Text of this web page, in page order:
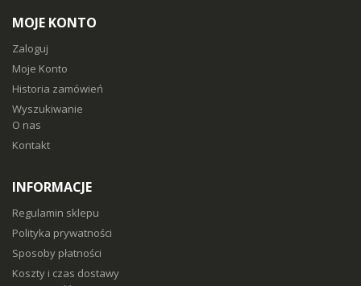
MOJE KONTO
Zaloguj
Moje Konto
Historia zamówień
Wyszukiwanie
O nas
Kontakt
INFORMACJE
Regulamin sklepu
Polityka prywatności
Sposoby płatności
Koszty i czas dostawy